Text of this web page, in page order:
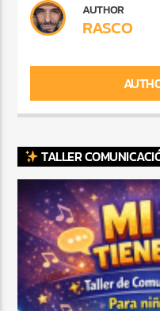
AUTHOR
RASCO
TALLER